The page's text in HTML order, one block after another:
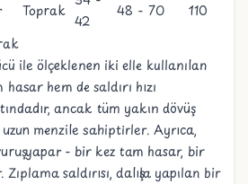
Toprak
42
48 - 70
110
ile ölçeklenen iki elle kullanılan
hem de saldırı hızı
ancak tüm yakın dövüş
menzile sahiptirler. Ayrıca,
yapar - bir kez tam hasar, bir
saldırısı, dalışla yapılan bir